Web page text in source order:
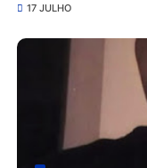
17 JULHO